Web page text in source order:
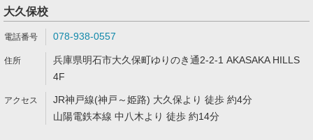
大久保校
078-938-0557
兵庫県明石市大久保町ゆりのき通2-2-1 AKASAKA HILLS
4F
JR神戸線(神戸～姫路) 大久保より 徒歩 約4分
山陽電鉄本線 中八木より 徒歩 約14分